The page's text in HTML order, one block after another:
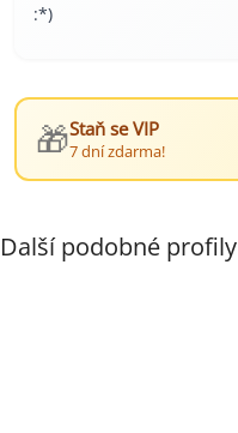
:*)
🎁Staň se VIP
7 dní zdarma!
Další podobné profily